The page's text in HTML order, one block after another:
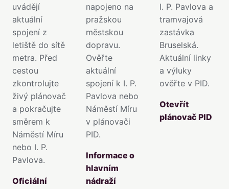
uvádějí
aktuální
spojení z
letiště do sítě
metra. Před
cestou
zkontrolujte
živý plánovač
a pokračujte
směrem k
Náměstí Míru
nebo I. P.
Pavlova.
Oficiální
napojeno na
pražskou
městskou
dopravu.
Ověřte
aktuální
spojení k I. P.
Pavlova nebo
Náměstí Míru
v plánovači
PID.
Informace o
hlavním
nádraží
I. P. Pavlova a
tramvajová
zastávka
Bruselská.
Aktuální linky
a výluky
ověřte v PID.
Otevřít
plánovač PID